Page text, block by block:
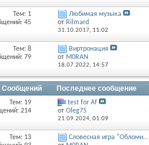
Тем: 1
45
Любимая музыка
от Rilmard
31.10.2017, 11:02
Тем: 8
79
Виртронация
от M0RAN
18.07.2022, 14:57
Сообщений Последнее сообщение
Тем: 19
214
test for Af
от Оlеg75
21.09.2024, 01:09
Тем: 13
Словесная игра "Обломи...